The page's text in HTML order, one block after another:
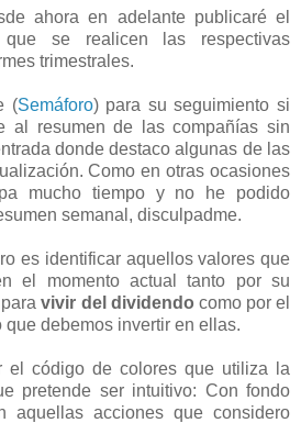
ahora en adelante publicaré el
se realicen las respectivas
trimestrales.
(Semáforo) para su seguimiento si
al resumen de las compañías sin
donde destaco algunas de las
Como en otras ocasiones
mucho tiempo y no he podido
semanal, disculpadme.
es identificar aquellos valores que
el momento actual tanto por su
paravivir del dividendo como por el
debemos invertir en ellas.
el código de colores que utiliza la
pretende ser intuitivo: Con fondo
aquellas acciones que considero